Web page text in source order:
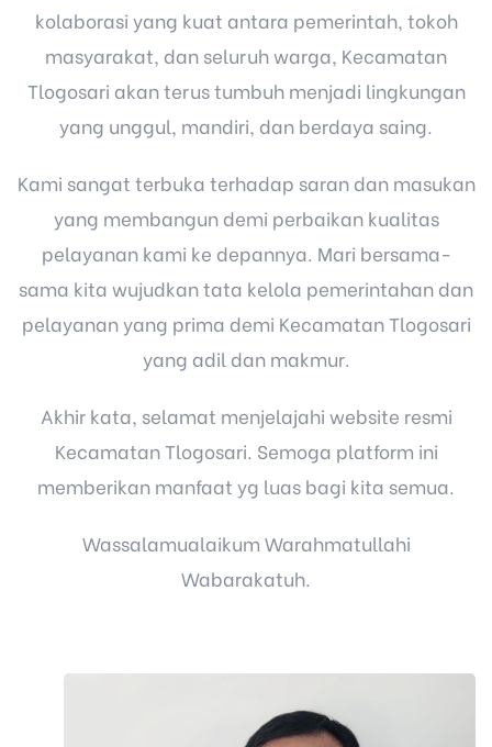
kolaborasi yang kuat antara pemerintah, tokoh
masyarakat, dan seluruh warga, Kecamatan
Tlogosari akan terus tumbuh menjadi lingkungan
yang unggul, mandiri, dan berdaya saing.
Kami sangat terbuka terhadap saran dan masukan
yang membangun demi perbaikan kualitas
pelayanan kami ke depannya. Mari bersama-
sama kita wujudkan tata kelola pemerintahan dan
pelayanan yang prima demi Kecamatan Tlogosari
yang adil dan makmur.
Akhir kata, selamat menjelajahi website resmi
Kecamatan Tlogosari. Semoga platform ini
memberikan manfaat yg luas bagi kita semua.
Wassalamualaikum Warahmatullahi
Wabarakatuh.